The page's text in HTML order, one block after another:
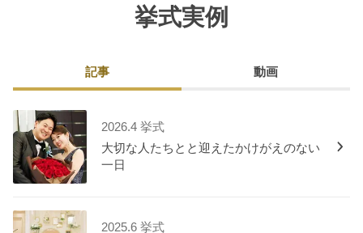
挙式実例
記事 動画
2026.4 挙式
大切な人たちとと迎えたかけがえのない
一日
2025.6 挙式